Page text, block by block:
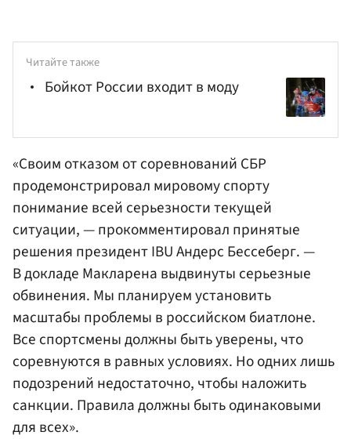
Читайте также
Бойкот России входит в моду
«Своим отказом от соревнований СБР
продемонстрировал мировому спорту
понимание всей серьезности текущей
ситуации, — прокомментировал принятые
решения президент IBUАндерс Бессеберг. —
В докладе Макларена выдвинуты серьезные
обвинения. Мы планируем установить
масштабы проблемы в российском биатлоне.
Все спортсмены должны быть уверены, что
соревнуются в равных условиях. Но одних лишь
подозрений недостаточно, чтобы наложить
санкции. Правила должны быть одинаковыми
для всех».